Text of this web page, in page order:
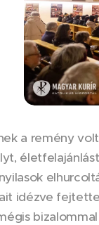
a remény
idézve